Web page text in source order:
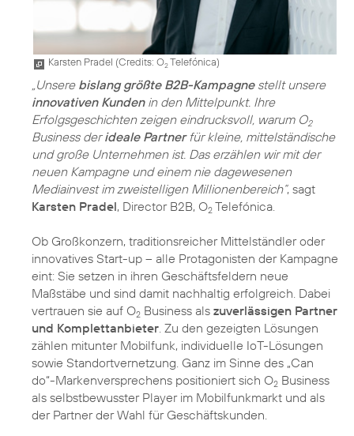
Karsten Pradel (Credits: O2Telefónica)
„Unsere bislang größte B2B-Kampagnestellt unsere
innovativen Kundenin den Mittelpunkt. Ihre
Erfolgsgeschichten zeigen eindrucksvoll, warum O2
Business derideale Partnerfür kleine, mittelständische
und große Unternehmen ist. Das erzählen wir mit der
neuen Kampagne und einem nie dagewesenen
Mediainvest im zweistelligen Millionenbereich“, sagt
Karsten Pradel, Director B2B, O2 Telefónica.
Ob Großkonzern, traditionsreicher Mittelständler oder
innovatives Start-up – alle Protagonisten der Kampagne
eint: Sie setzen in ihren Geschäftsfeldern neue
Maßstäbe und sind damit nachhaltig erfolgreich. Dabei
vertrauen sie auf O2 Business als zuverlässigen Partner
und Komplettanbieter. Zu den gezeigten Lösungen
zählen mitunter Mobilfunk, individuelle IoT-Lösungen
sowie Standortvernetzung. Ganz im Sinne des „Can
do“-Markenversprechens positioniert sich O2 Business
als selbstbewusster Player im Mobilfunkmarkt und als
der Partner der Wahl für Geschäftskunden.